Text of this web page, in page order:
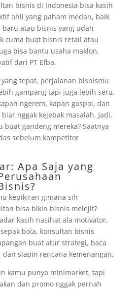
bisnis di Indonesia bisa kasih
ahli yang paham medan, baik
atau bisnis yang udah
cuma buat bisnis retail atau
bisa bantu usaha maklon,
dari PT Efba.
tepat, perjalanan bisnismu
gampang tapi juga lebih seru.
ngerem, kapan gaspol, dan
nggak kejebak masalah. Jadi,
buat gandeng mereka? Saatnya
sebelum kompetitor
Apa Saja yang
kepikiran gimana sih
bisa bikin bisnis melejit?
kasih nasihat ala motivator,
bola, konsultan bisnis
buat atur strategi, baca
dan siapin rencana kemenangan.
kamu punya minimarket, tapi
dan promo nggak pernah